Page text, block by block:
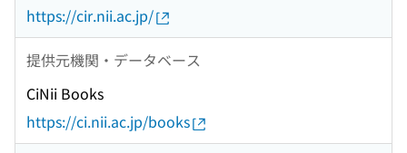
https://cir.nii.ac.jp/
提供元機関・データベース
CiNii Books
https://ci.nii.ac.jp/books